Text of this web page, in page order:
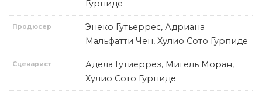
Гурпиде
Продюсер
Энеко Гутьеррес, Адриана
Мальфатти Чен, Хулио Сото Гурпиде
Сценарист
Адела Гутиеррез, Мигель Моран,
Хулио Сото Гурпиде